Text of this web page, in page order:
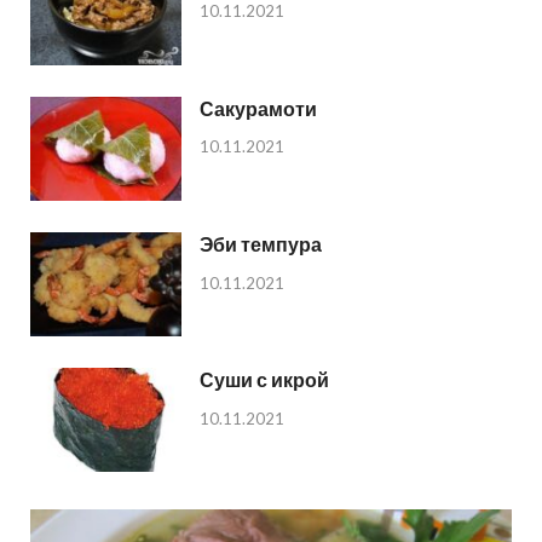
10.11.2021
Сакурамоти
10.11.2021
Эби темпура
10.11.2021
Суши с икрой
10.11.2021